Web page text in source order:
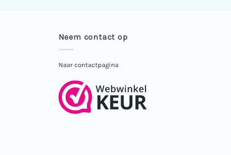
Neem contact op
Naar contactpagina